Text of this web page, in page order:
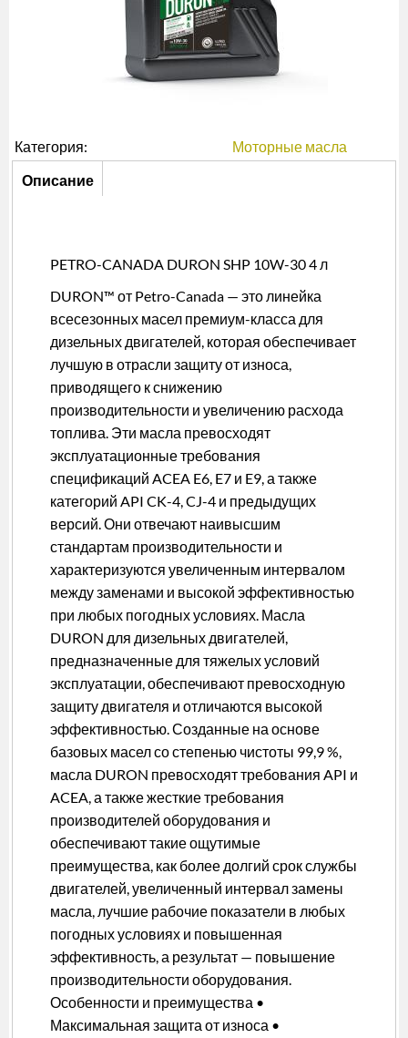
Категория: Моторные масла
Описание
Описание
PETRO-CANADA DURON SHP 10W-30 4 л
DURON™ от Petro-Canada — это линейка
всесезонных масел премиум-класса для
дизельных двигателей, которая обеспечивает
лучшую в отрасли защиту от износа,
приводящего к снижению
производительности и увеличению расхода
топлива. Эти масла превосходят
эксплуатационные требования
спецификаций ACEA E6, E7 и E9, а также
категорий API CK-4, CJ-4 и предыдущих
версий. Они отвечают наивысшим
стандартам производительности и
характеризуются увеличенным интервалом
между заменами и высокой эффективностью
при любых погодных условиях. Масла
DURON для дизельных двигателей,
предназначенные для тяжелых условий
эксплуатации, обеспечивают превосходную
защиту двигателя и отличаются высокой
эффективностью. Созданные на основе
базовых масел со степенью чистоты 99,9 %,
масла DURON превосходят требования API и
ACEA, а также жесткие требования
производителей оборудования и
обеспечивают такие ощутимые
преимущества, как более долгий срок службы
двигателей, увеличенный интервал замены
масла, лучшие рабочие показатели в любых
погодных условиях и повышенная
эффективность, а результат — повышение
производительности оборудования.
Особенности и преимущества •
Максимальная защита от износа •